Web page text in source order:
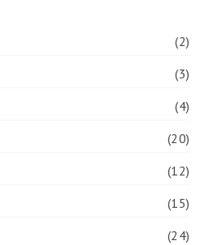
(2)
(3)
(4)
(20)
(12)
(15)
(24)